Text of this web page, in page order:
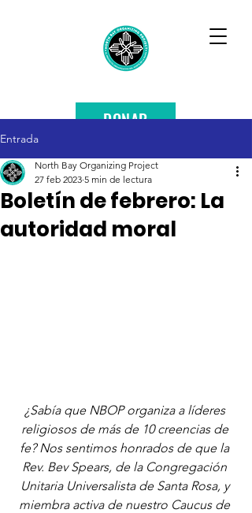
DONAR
Entrada
Boletín de febrero: La
autoridad moral
North Bay Organizing Project
27 feb 2023 5 min de lectura
¿Sabía que NBOP organiza a líderes
religiosos de más de 10 creencias de
fe? Nos sentimos honrados de que la
Rev. Bev Spears, de la Congregación
Unitaria Universalista de Santa Rosa, y
miembra activa de nuestro Caucus de